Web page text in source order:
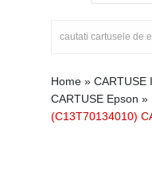
Home » CARTUSE
CARTUSE Epson »
(C13T70134010)